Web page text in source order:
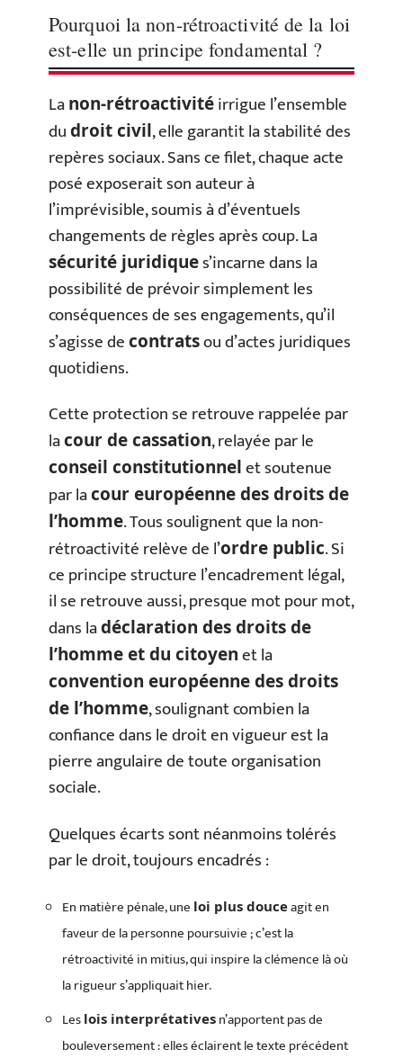
Pourquoi la non-rétroactivité de la loi
est-elle un principe fondamental ?
Lanon-rétroactivitéirrigue l’ensemble
dudroit civil, elle garantit la stabilité des
repères sociaux. Sans ce filet, chaque acte
posé exposerait son auteur à
l’imprévisible, soumis à d’éventuels
changements de règles après coup. La
sécurité juridiques’incarne dans la
possibilité de prévoir simplement les
conséquences de ses engagements, qu’il
s’agisse decontratsou d’actes juridiques
quotidiens.
Cette protection se retrouve rappelée par
lacour de cassation, relayée par le
conseil constitutionnelet soutenue
par lacour européenne des droits de
l’homme. Tous soulignent que la non-
rétroactivité relève de l’ordre public. Si
ce principe structure l’encadrement légal,
il se retrouve aussi, presque mot pour mot,
dans ladéclaration des droits de
l’homme et du citoyenet la
convention européenne des droits
de l’homme, soulignant combien la
confiance dans le droit en vigueur est la
pierre angulaire de toute organisation
sociale.
Quelques écarts sont néanmoins tolérés
par le droit, toujours encadrés :
En matière pénale, une loi plus douceagit en
faveur de la personne poursuivie ; c’est la
rétroactivité in mitius, qui inspire la clémence là où
la rigueur s’appliquait hier.
Les lois interprétatives n’apportent pas de
bouleversement : elles éclairent le texte précédent